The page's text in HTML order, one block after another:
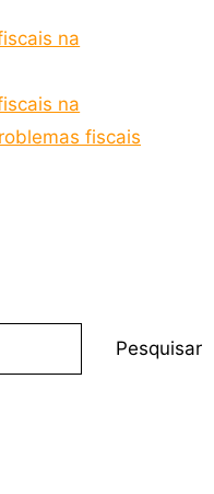
na
na
fiscais
Pesquisar